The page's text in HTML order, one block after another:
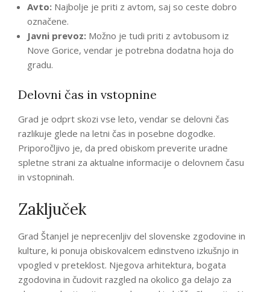
Avto: Najbolje je priti z avtom, saj so ceste dobro
označene.
Javni prevoz: Možno je tudi priti z avtobusom iz
Nove Gorice, vendar je potrebna dodatna hoja do
gradu.
Delovni čas in vstopnine
Grad je odprt skozi vse leto, vendar se delovni čas
razlikuje glede na letni čas in posebne dogodke.
Priporočljivo je, da pred obiskom preverite uradne
spletne strani za aktualne informacije o delovnem času
in vstopninah.
Zaključek
Grad Štanjel je neprecenljiv del slovenske zgodovine in
kulture, ki ponuja obiskovalcem edinstveno izkušnjo in
vpogled v preteklost. Njegova arhitektura, bogata
zgodovina in čudovit razgled na okolico ga delajo za